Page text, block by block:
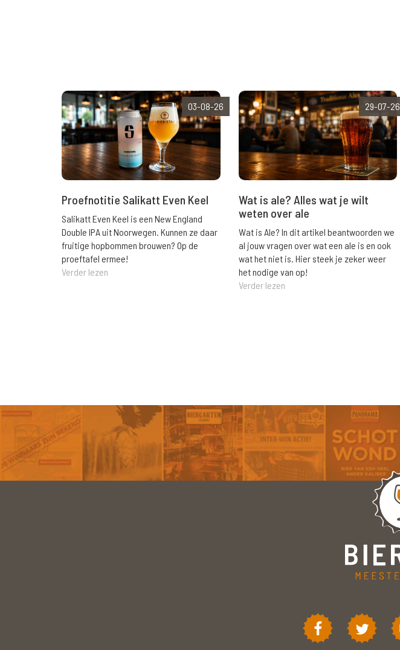
03-08-26
Proefnotitie Salikatt Even Keel
Salikatt Even Keel is een New England
Double IPA uit Noorwegen. Kunnen ze daar
fruitige hopbommen brouwen? Op de
proeftafel ermee!
Verder lezen
29-07-26
Wat is ale? Alles wat je wilt
weten over ale
Wat is Ale? In dit artikel beantwoorden we
al jouw vragen over wat een ale is en ook
wat het niet is. Hier steek je zeker weer
het nodige van op!
Verder lezen